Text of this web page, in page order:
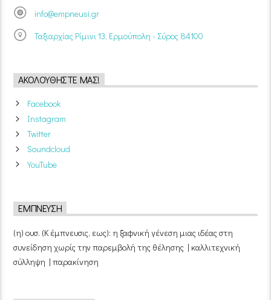
info@empneusi.gr
Ταξιαρχίας Ρίμινι 13, Ερμούπολη - Σύρος 84100
ΑΚΟΛΟΥΘΉΣΤΕ ΜΑΣ!
Facebook
Instagram
Twitter
Soundcloud
YouTube
ΈΜΠΝΕΥΣΗ
(η) ουσ. (Κ έμπνευσις, εως): η ξαφνική γένεση μιας ιδέας στη
συνείδηση χωρίς την παρεμβολή της θέλησης | καλλιτεχνική
σύλληψη | παρακίνηση